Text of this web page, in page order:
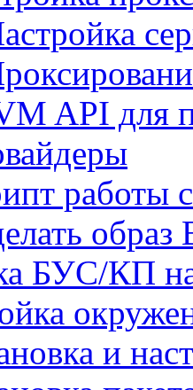
API для
работы
БУС/КП
и